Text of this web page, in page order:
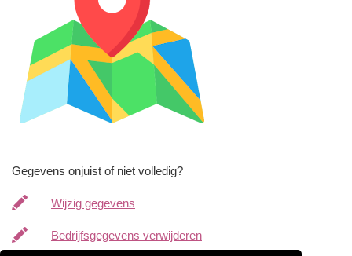
Gegevens onjuist of niet volledig?
Wijzig gegevens
Bedrijfsgegevens verwijderen